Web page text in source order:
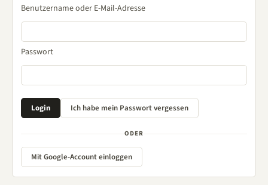
Benutzername oder E-Mail-Adresse
Passwort
ODER
Mit Google-Account einloggen